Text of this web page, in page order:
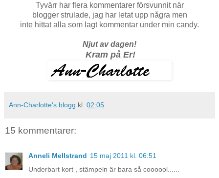
Tyvärr har flera kommentarer försvunnit när
blogger strulade, jag har letat upp några men
inte hittat alla som lagt kommentar under min candy.
Njut av dagen!
Kram på Er!
Ann-Charlotte's blogg kl. 02:05
15 kommentarer:
Anneli Mellstrand 15 maj 2011 kl. 06:51
Underbart kort , stämpeln är bara så coooool......